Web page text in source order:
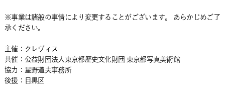
※事業は諸般の事情により変更することがございます。 あらかじめご了
承ください。
主催：クレヴィス
共催：公益財団法人東京都歴史文化財団 東京都写真美術館
協力：星野道夫事務所
後援：目黒区